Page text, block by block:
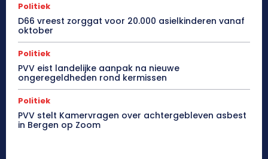
Politiek
D66 vreest zorggat voor 20.000 asielkinderen vanaf
oktober
Politiek
PVV eist landelijke aanpak na nieuwe
ongeregeldheden rond kermissen
Politiek
PVV stelt Kamervragen over achtergebleven asbest
in Bergen op Zoom